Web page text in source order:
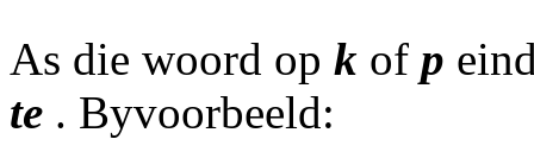
As die woord op k of p
te . Byvoorbeeld: